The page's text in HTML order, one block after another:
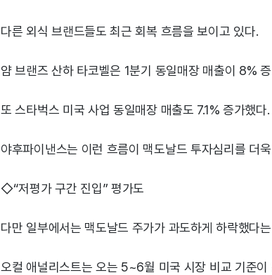
다른 외식 브랜드들도 최근 회복 흐름을 보이고 있다.
얌 브랜즈 산하 타코벨은 1분기 동일매장 매출이 8%
또 스타벅스 미국 사업 동일매장 매출도 7.1% 증가했다.
야후파이낸스는 이런 흐름이 맥도날드 투자심리를 더
◇“저평가 구간 진입” 평가도
다만 일부에서는 맥도날드 주가가 과도하게 하락했다
오컬 애널리스트는 오는 5~6월 미국 시장 비교 기준